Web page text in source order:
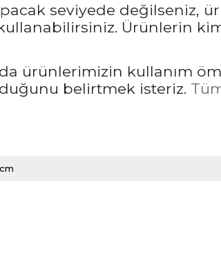
seviyede
Ürünlerin
ürünlerimizin kullanım
belirtmek isteriz.